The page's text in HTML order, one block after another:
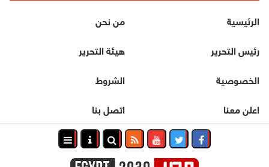
الرئيسية
من نحن
رئيس التحرير
هيئة التحرير
الخصوصية
الشروط
اعلن معنا
اتصل بنا